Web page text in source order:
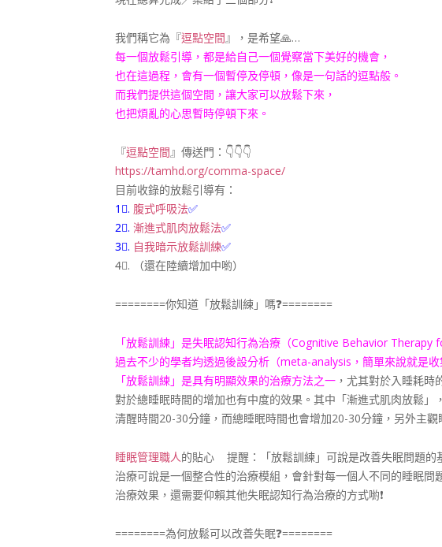
我們稱它為『逗點空間』，是希望🙏…
每一個放鬆引導，都是給自己一個覺察當下美好的機會，
也在這過程，會有一個暫停及停頓，像是一句話的逗點般。
而我們提供這個空間，讓大家可以放鬆下來，
也把煩亂的心思暫時停頓下來。
『逗點空間』傳送門： 👇👇👇
https://tamhd.org/comma-space/
目前收錄的放鬆引導有：
1⃣. 腹式呼吸法✅
2⃣. 漸進式肌肉放鬆法✅
3⃣. 自我暗示放鬆訓練✅
4⃣. （還在陸續增加中喲）
========你知道「放鬆訓練」嗎❓========
「放鬆訓練」是失眠認知行為治療（Cognitive Behavior
過去不少的學者均透過後設分析（meta-analysis，簡單來說就是
「放鬆訓練」是具有明顯效果的治療方法之一 ，尤其對於入睡耗
對於總睡眠時間的增加也有中度的效果。其中「漸進式肌肉放鬆
清醒時間20-30分鐘，而總睡眠時間也會增加20-30分鐘，另外主觀
睡眠管理職人的貼心
提醒：「放鬆訓練」可說是改善失眠問題
治療可說是一個整合性的治療模組，會針對每一個人不同的睡眠
治療效果，還需要仰賴其他失眠認知行為治療的方式喲❗
========為何放鬆可以改善失眠❓========